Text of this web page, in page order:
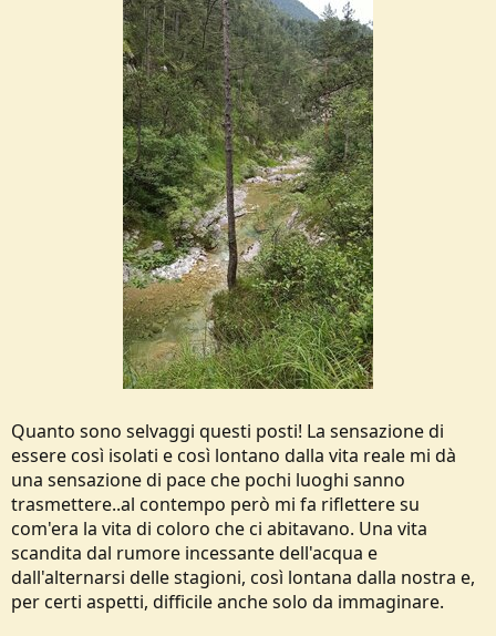
Quanto sono selvaggi questi posti! La sensazione di
essere così isolati e così lontano dalla vita reale mi dà
una sensazione di pace che pochi luoghi sanno
trasmettere..al contempo però mi fa riflettere su
com'era la vita di coloro che ci abitavano. Una vita
scandita dal rumore incessante dell'acqua e
dall'alternarsi delle stagioni, così lontana dalla nostra e,
per certi aspetti, difficile anche solo da immaginare.